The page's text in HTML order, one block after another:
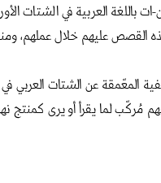
باللغة العربية في الشتات
القصص عليهم خلال عملهم،
عن الشتات العربي في
مُركّب لما يقرأ أو يرى كمنتج